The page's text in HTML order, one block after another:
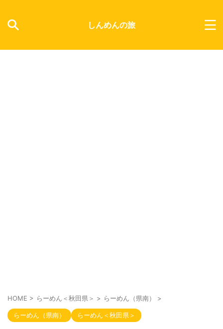
しんめんの旅
HOME > らーめん＜秋田県＞ > らーめん（県南） >
らーめん（県南） らーめん＜秋田県＞